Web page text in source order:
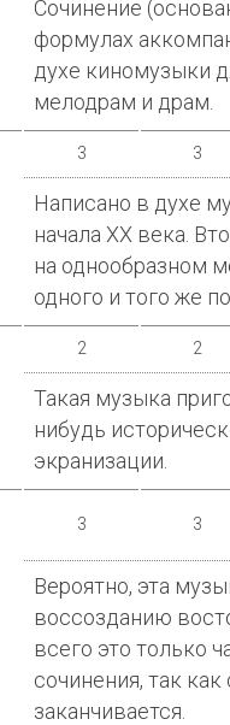
Сочинение
формулах
духе киномузыки
мелодрам и драм.
3 3
Написано в духе
начала XX века.
на однообразном
одного и того же
2 2
Такая музыка
нибудь
экранизации.
3 3
Вероятно, эта
воссозданию
всего это только
сочинения, так
заканчивается.